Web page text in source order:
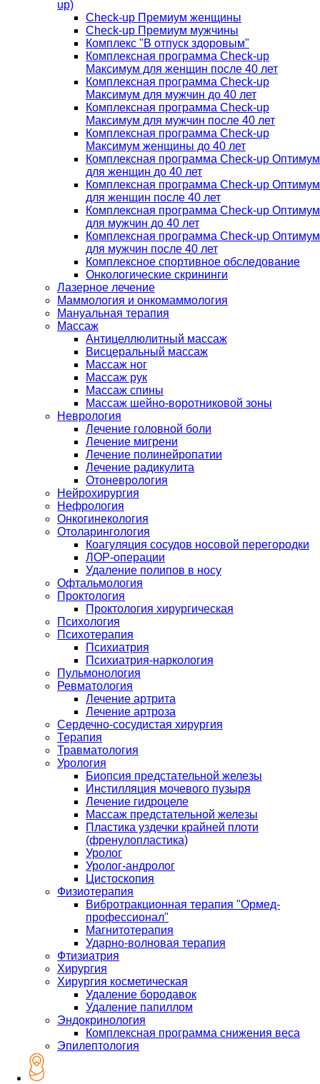
up)
Check-up Премиум женщины
Check-up Премиум мужчины
Комплекс "В отпуск здоровым"
Комплексная программа Check-up
Максимум для женщин после 40 лет
Комплексная программа Check-up
Максимум для мужчин до 40 лет
Комплексная программа Check-up
Максимум для мужчин после 40 лет
Комплексная программа Check-up
Максимум женщины до 40 лет
Комплексная программа Check-up Оптимум
для женщин до 40 лет
Комплексная программа Check-up Оптимум
для женщин после 40 лет
Комплексная программа Check-up Оптимум
для мужчин до 40 лет
Комплексная программа Check-up Оптимум
для мужчин после 40 лет
Комплексное спортивное обследование
Онкологические скрининги
Лазерное лечение
Маммология и онкомаммология
Мануальная терапия
Массаж
Антицеллюлитный массаж
Висцеральный массаж
Массаж ног
Массаж рук
Массаж спины
Массаж шейно-воротниковой зоны
Неврология
Лечение головной боли
Лечение мигрени
Лечение полинейропатии
Лечение радикулита
Отоневрология
Нейрохирургия
Нефрология
Онкогинекология
Отоларингология
Коагуляция сосудов носовой перегородки
ЛОР-операции
Удаление полипов в носу
Офтальмология
Проктология
Проктология хирургическая
Психология
Психотерапия
Психиатрия
Психиатрия-наркология
Пульмонология
Ревматология
Лечение артрита
Лечение артроза
Сердечно-сосудистая хирургия
Терапия
Травматология
Урология
Биопсия предстательной железы
Инстилляция мочевого пузыря
Лечение гидроцеле
Массаж предстательной железы
Пластика уздечки крайней плоти
(френулопластика)
Уролог
Уролог-андролог
Цистоскопия
Физиотерапия
Вибротракционная терапия "Ормед-
профессионал"
Магнитотерапия
Ударно-волновая терапия
Фтизиатрия
Хирургия
Хирургия косметическая
Удаление бородавок
Удаление папиллом
Эндокринология
Комплексная программа снижения веса
Эпилептология